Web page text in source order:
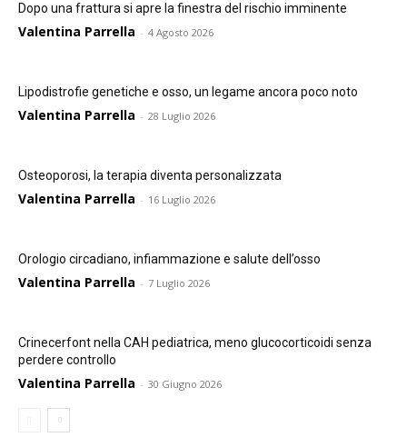
Dopo una frattura si apre la finestra del rischio imminente
Valentina Parrella - 4 Agosto 2026
Lipodistrofie genetiche e osso, un legame ancora poco noto
Valentina Parrella - 28 Luglio 2026
Osteoporosi, la terapia diventa personalizzata
Valentina Parrella - 16 Luglio 2026
Orologio circadiano, infiammazione e salute dell’osso
Valentina Parrella - 7 Luglio 2026
Crinecerfont nella CAH pediatrica, meno glucocorticoidi senza
perdere controllo
Valentina Parrella - 30 Giugno 2026